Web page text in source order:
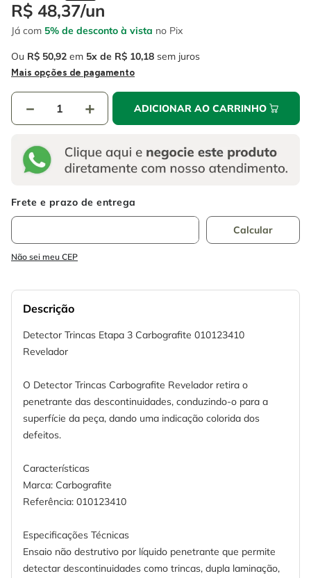
R$ 48,37/un
Já com 5% de desconto à vista no Pix
Ou R$ 50,92 em 5 R$ 10,18 sem juros
Mais opções de pagamento
＋
－ ADICIONAR AO CARRINHO
Não sei meu CEP
Descrição
Detector Trincas Etapa 3 Carbografite 010123410
Revelador
O Detector Trincas Carbografite Revelador retira o
penetrante das descontinuidades, conduzindo-o para a
superfície da peça, dando uma indicação colorida dos
defeitos.
Características
Marca: Carbografite
Referência: 010123410
Especificações Técnicas
Ensaio não destrutivo por líquido penetrante que permite
detectar descontinuidades como trincas, dupla laminação,
6 fio
7º serra copo
8º disco corte
chave impacto
º esmerilhadeira
º serra circular
º fio
disco corte
chave impacto